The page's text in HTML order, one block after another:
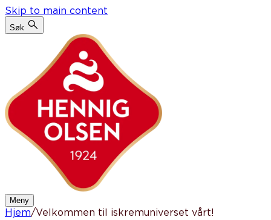
Skip to main content
Søk
Meny
Hjem/Velkommen til iskremuniverset vårt!